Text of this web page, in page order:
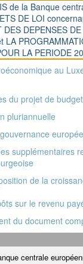
de la Banque
DE LOI
DEPENSES DE
LA
LA PERIODE
au
du projet de
pluriannuelle
supplémentaires
de la
sur le revenu
du document
centrale